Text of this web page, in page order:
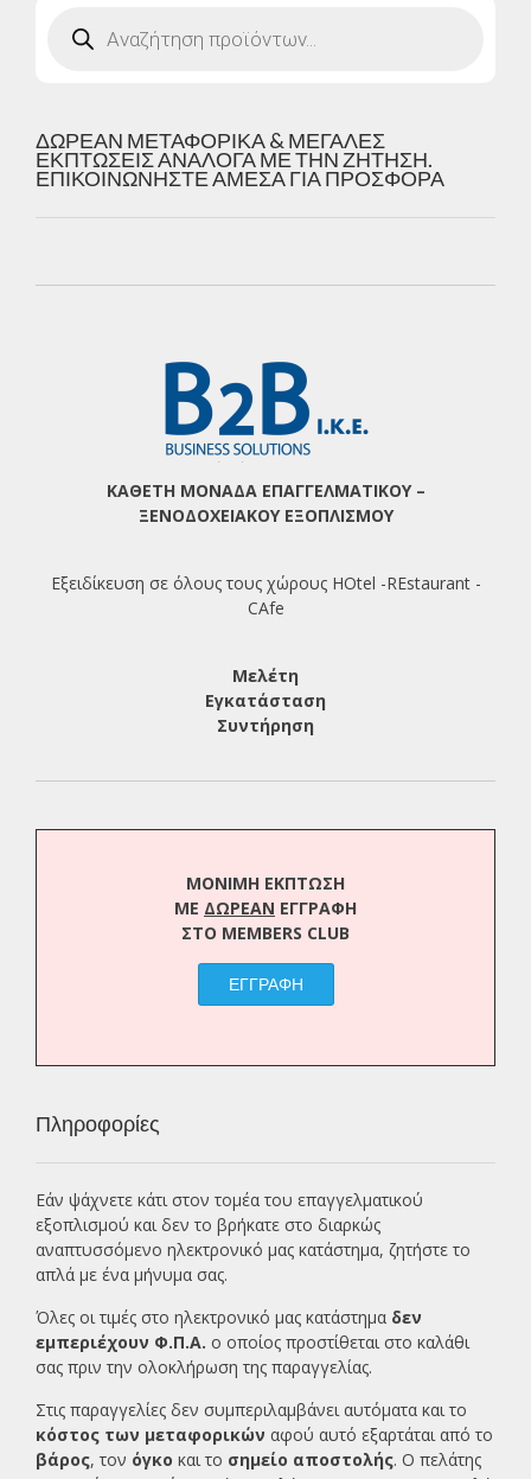
search
ΔΩΡΕΑΝ ΜΕΤΑΦΟΡΙΚΑ & ΜΕΓΑΛΕΣ
ΕΚΠΤΩΣΕΙΣ ΑΝΑΛΟΓΑ ΜΕ ΤΗΝ ΖΗΤΗΣΗ.
ΕΠΙΚΟΙΝΩΝΗΣΤΕ ΑΜΕΣΑ ΓΙΑ ΠΡΟΣΦΟΡΑ
ΚΑΘΕΤΗ ΜΟΝΑΔΑ ΕΠΑΓΓΕΛΜΑΤΙΚΟΥ –
ΞΕΝΟΔΟΧΕΙΑΚΟΥ ΕΞΟΠΛΙΣΜΟΥ
Εξειδίκευση σε όλους τους χώρους HOtel -REstaurant -
CAfe
Μελέτη
Εγκατάσταση
Συντήρηση
ΜΟΝΙΜΗ ΕΚΠΤΩΣΗ
ΜΕ ΔΩΡΕΑΝ ΕΓΓΡΑΦΗ
ΣΤΟ MEMBERS CLUB
ΕΓΓΡΑΦΗ
Πληροφορίες
Εάν ψάχνετε κάτι στον τομέα του επαγγελματικού
εξοπλισμού και δεν το βρήκατε στο διαρκώς
αναπτυσσόμενο ηλεκτρονικό μας κατάστημα, ζητήστε το
απλά με ένα μήνυμα σας.
Όλες οι τιμές στο ηλεκτρονικό μας κατάστημα δεν
εμπεριέχουν Φ.Π.Α. ο οποίος προστίθεται στο καλάθι
σας πριν την ολοκλήρωση της παραγγελίας.
Στις παραγγελίες δεν συμπεριλαμβάνει αυτόματα και το
κόστος των μεταφορικών αφού αυτό εξαρτάται από το
βάρος, τον όγκο και το σημείο αποστολής. Ο πελάτης